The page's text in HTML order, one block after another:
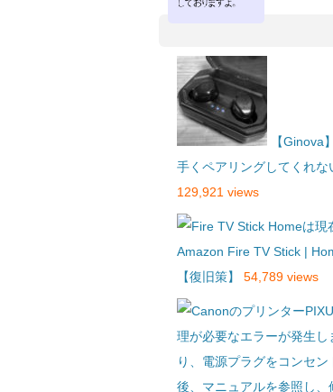
【Ginova
手くペアリングしてくれな
129,921 views
Amazon Fire TV Stick |
【復旧策】
54,789 views